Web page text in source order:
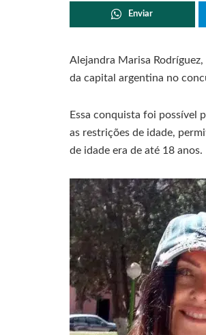
Enviar
Alejandra Marisa
da capital argentina no
Essa conquista foi possível
as restrições de idade,
de idade era de até 18 anos.